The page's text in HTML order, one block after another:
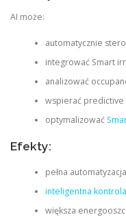
AI może:
automatycznie
integrować Smart
analizować
wspierać predictive
optymalizować
Efekty:
pełna
inteligentna kontrola
większa